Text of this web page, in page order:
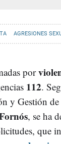
AGRESIONES
por
112.
y Gestión de
, se ha
que